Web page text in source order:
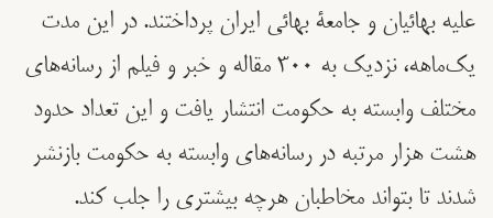
علیه بهائیان و جامعۀ بهائی ایران پرداختند. در این مدت
یک‌ماهه، نزدیک به ٣٠٠ مقاله و خبر و فیلم از رسانه‌های
مختلف وابسته به حکومت انتشار یافت و این تعداد حدود
هشت هزار مرتبه در رسانه‌های وابسته به حکومت بازنشر
شدند تا بتواند مخاطبان هرچه بیشتری را جلب کند.